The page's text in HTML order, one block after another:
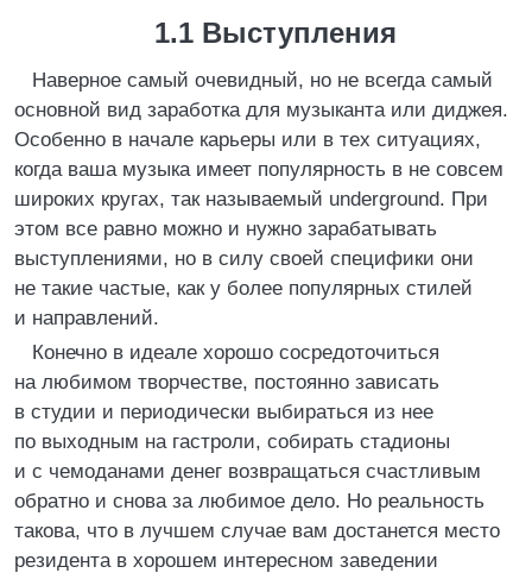
1.1 Выступления
Наверное самый очевидный, но не всегда самый
основной вид заработка для музыканта или диджея.
Особенно в начале карьеры или в тех ситуациях,
когда ваша музыка имеет популярность в не совсем
широких кругах, так называемый underground. При
этом все равно можно и нужно зарабатывать
выступлениями, но в силу своей специфики они
не такие частые, как у более популярных стилей
и направлений.
Конечно в идеале хорошо сосредоточиться
на любимом творчестве, постоянно зависать
в студии и периодически выбираться из нее
по выходным на гастроли, собирать стадионы
и с чемоданами денег возвращаться счастливым
обратно и снова за любимое дело. Но реальность
такова, что в лучшем случае вам достанется место
резидента в хорошем интересном заведении